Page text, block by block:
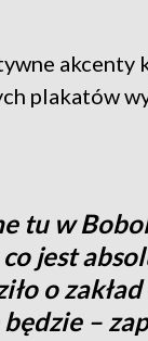
plakatów
tu w
jest
o
–